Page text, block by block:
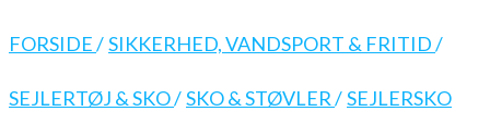
FORSIDE/SIKKERHED, VANDSPORT & FRITID/
SEJLERTØJ & SKO/SKO & STØVLER/SEJLERSKO